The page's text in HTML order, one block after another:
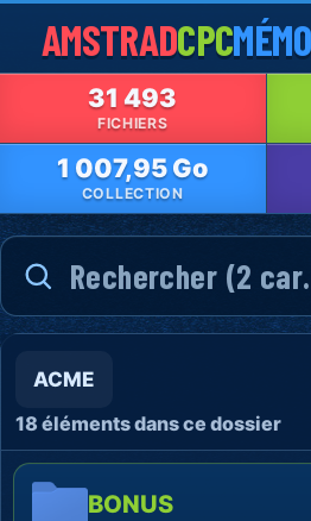
AMSTRADCPC
31 493
FICHIERS
1 007,95 Go
COLLECTION
ACME
18 éléments dans ce dossier
BONUS